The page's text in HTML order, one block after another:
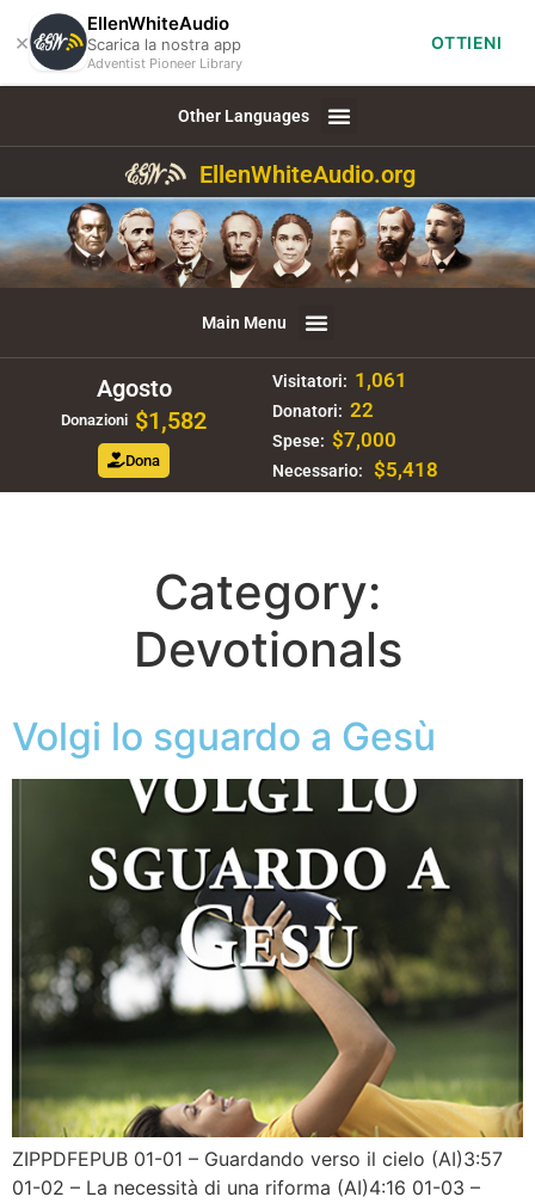
×
EllenWhiteAudio
Scarica la nostra app
Adventist Pioneer Library
OTTIENI
Other Languages
EllenWhiteAudio.org
Main Menu
Agosto
Donazioni $1,582
Dona
Visitatori: 1,061
Donatori: 22
Spese: $7,000
Necessario: $5,418
Category:
Devotionals
Volgi lo sguardo a Gesù
ZIPPDFEPUB 01-01 – Guardando verso il cielo (AI)3:57
01-02 – La necessità di una riforma (AI)4:16 01-03 –